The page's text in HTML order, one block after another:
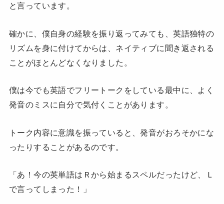
と言っています。
確かに、僕自身の経験を振り返ってみても、英語独特の
リズムを身に付けてからは、ネイティブに聞き返される
ことがほとんどなくなりました。
僕は今でも英語でフリートークをしている最中に、よく
発音のミスに自分で気付くことがあります。
トーク内容に意識を振っていると、発音がおろそかにな
ったりすることがあるのです。
「あ！今の英単語はＲから始まるスペルだったけど、Ｌ
で言ってしまった！」